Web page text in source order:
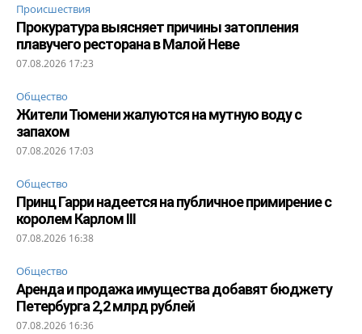
Происшествия
Прокуратура выясняет причины затопления
плавучего ресторана в Малой Неве
07.08.2026 17:23
Общество
Жители Тюмени жалуются на мутную воду с
запахом
07.08.2026 17:03
Общество
Принц Гарри надеется на публичное примирение с
королем Карлом III
07.08.2026 16:38
Общество
Аренда и продажа имущества добавят бюджету
Петербурга 2,2 млрд рублей
07.08.2026 16:36